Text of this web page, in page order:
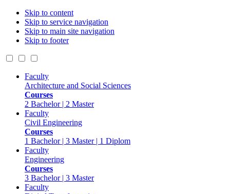
Skip to content
Skip to service navigation
Skip to main site navigation
Skip to footer
Faculty
Architecture and Social Sciences
Courses
2 Bachelor | 2 Master
Faculty
Civil Engineering
Courses
1 Bachelor | 3 Master | 1 Diplom
Faculty
Engineering
Courses
3 Bachelor | 3 Master
Faculty